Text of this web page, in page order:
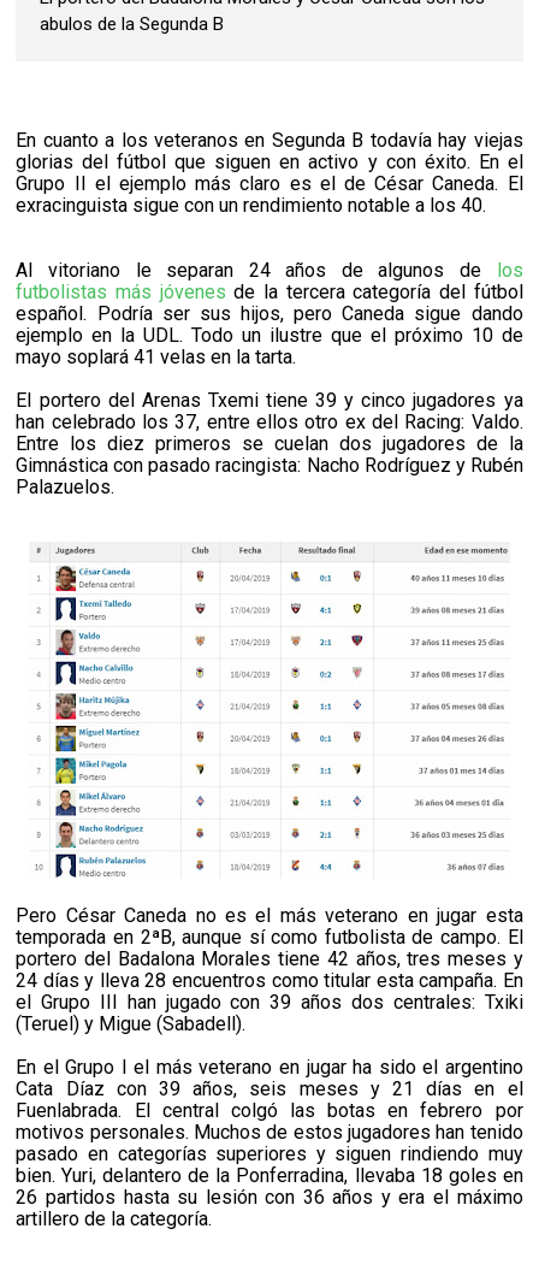
abulos de la Segunda B
En cuanto a los veteranos en Segunda B todavía hay viejas
glorias del fútbol que siguen en activo y con éxito. En el
Grupo II el ejemplo más claro es el de César Caneda. El
exracinguista sigue con un rendimiento notable a los 40.
Al vitoriano le separan 24 años de algunos de
los
futbolistas más jóvenes de la tercera categoría del fútbol
español. Podría ser sus hijos, pero Caneda sigue dando
ejemplo en la UDL. Todo un ilustre que el próximo 10 de
mayo soplará 41 velas en la tarta.
El portero del Arenas Txemi tiene 39 y cinco jugadores ya
han celebrado los 37, entre ellos otro ex del Racing: Valdo.
Entre los diez primeros se cuelan dos jugadores de la
Gimnástica con pasado racingista: Nacho Rodríguez y Rubén
Palazuelos.
Pero César Caneda no es el más veterano en jugar esta
temporada en 2ªB, aunque sí como futbolista de campo. El
portero del Badalona Morales tiene 42 años, tres meses y
24 días y lleva 28 encuentros como titular esta campaña. En
el Grupo III han jugado con 39 años dos centrales: Txiki
(Teruel) y Migue (Sabadell).
En el Grupo I el más veterano en jugar ha sido el argentino
Cata Díaz con 39 años, seis meses y 21 días en el
Fuenlabrada. El central colgó las botas en febrero por
motivos personales. Muchos de estos jugadores han tenido
pasado en categorías superiores y siguen rindiendo muy
bien. Yuri, delantero de la Ponferradina, llevaba 18 goles en
26 partidos hasta su lesión con 36 años y era el máximo
artillero de la categoría.